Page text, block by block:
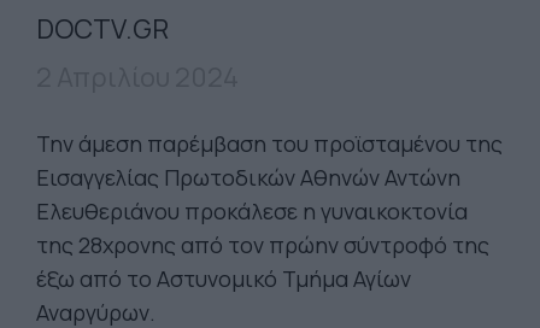
DOCTV.GR
Την άμεση παρέμβαση του προϊσταμένου της
Εισαγγελίας Πρωτοδικών Αθηνών Αντώνη
Ελευθεριάνου προκάλεσε η γυναικοκτονία
της 28χρονης από τον πρώην σύντροφό της
έξω από το Αστυνομικό Τμήμα Αγίων
Αναργύρων.